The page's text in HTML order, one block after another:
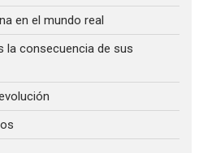
en el mundo real
la consecuencia de sus